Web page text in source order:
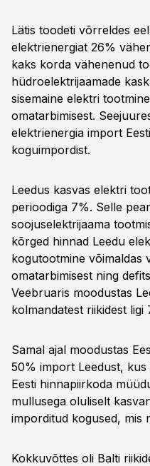
Lätis toodeti võrreldes
elektrienergiat 26%
kaks korda vähenenud
hüdroelektrijaamade
sisemaine elektri
omatarbimisest.
elektrienergia import
koguimpordist.
Leedus kasvas elektri
perioodiga 7%. Selle
soojuselektrijaama
kõrged hinnad Leedu
kogutootmine võimaldas
omatarbimisest ning
Veebruaris moodustas
kolmandatest riikidest
Samal ajal moodustas
50% import Leedust,
Eesti hinnapiirkoda
mullusega oluliselt
imporditud kogused, mis
Kokkuvõttes oli Balti